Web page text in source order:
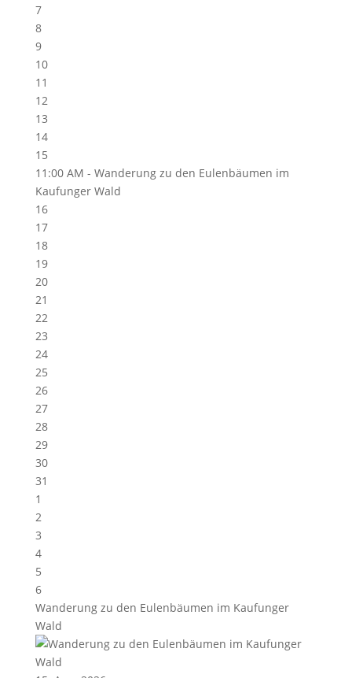
7
8
9
10
11
12
13
14
15
11:00 AM - Wanderung zu den Eulenbäumen im
Kaufunger Wald
16
17
18
19
20
21
22
23
24
25
26
27
28
29
30
31
1
2
3
4
5
6
Wanderung zu den Eulenbäumen im Kaufunger
Wald